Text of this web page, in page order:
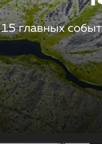
15 главных